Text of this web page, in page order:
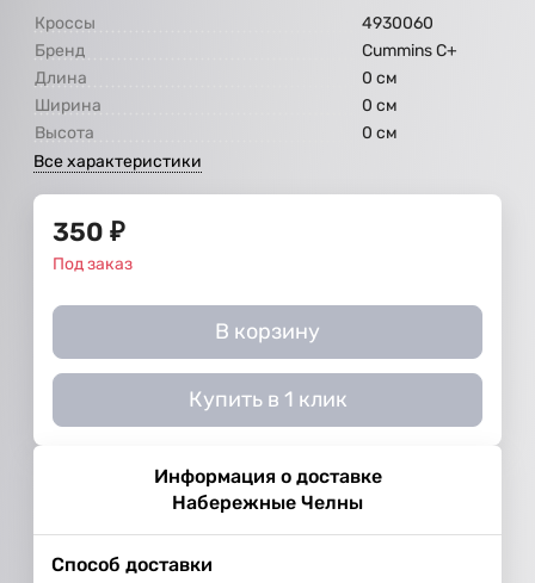
Кроссы
4930060
Бренд
Cummins C+
Длина
0 см
Ширина
0 см
Высота
0 см
Все характеристики
350 ₽
Под заказ
В корзину
Купить в 1 клик
Информация о доставке
Набережные Челны
Способ доставки